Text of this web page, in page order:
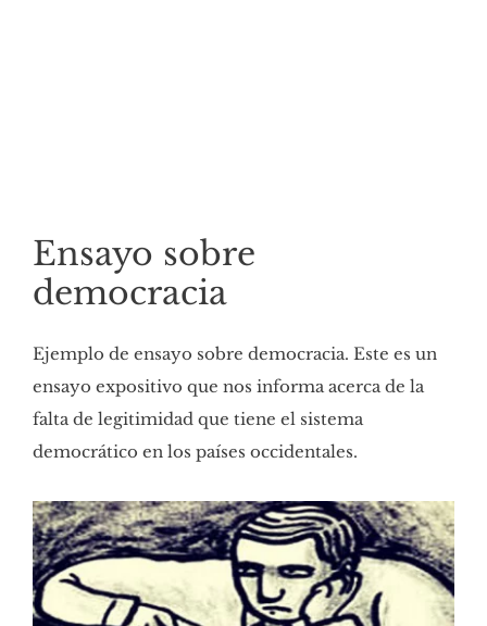
Ensayo sobre
democracia
Ejemplo de ensayo sobre democracia. Este es un
ensayo expositivo que nos informa acerca de la
falta de legitimidad que tiene el sistema
democrático en los países occidentales.